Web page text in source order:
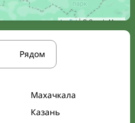
Leaflet| © Google Maps
Рядом
Махачкала
Казань